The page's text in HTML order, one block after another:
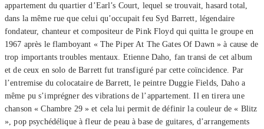
appartement du quartier d’Earl’s Court, lequel se trouvait, hasard total,
dans la même rue que celui qu’occupait feu Syd Barrett, légendaire
fondateur, chanteur et compositeur de Pink Floyd qui quitta le groupe en
1967 après le flamboyant « The Piper At The Gates Of Dawn » à cause de
trop importants troubles mentaux. Etienne Daho, fan transi de cet album
et de ceux en solo de Barrett fut transfiguré par cette coïncidence. Par
l’entremise du colocataire de Barrett, le peintre Duggie Fields, Daho a
même pu s’imprégner des vibrations de l’appartement. Il en tirera une
chanson « Chambre 29 » et cela lui permit de définir la couleur de « Blitz
», pop psychédélique à fleur de peau à base de guitares, d’arrangements